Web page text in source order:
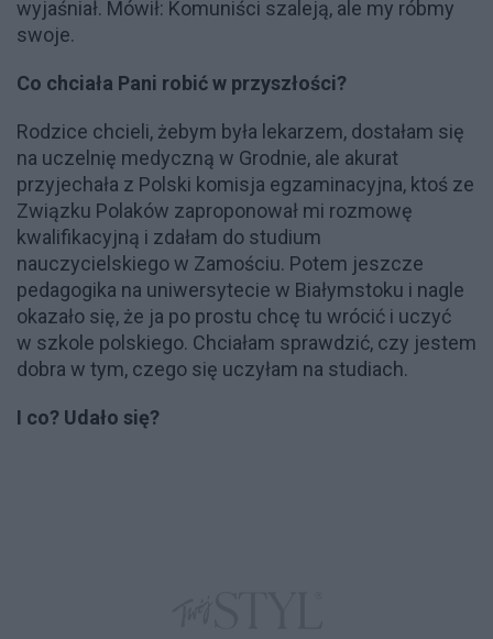
wyjaśniał. Mówił: Komuniści szaleją, ale my róbmy
swoje.
Co chciała Pani robić w przyszłości?
Rodzice chcieli, żebym była lekarzem, dostałam się
na uczelnię medyczną w Grodnie, ale akurat
przyjechała z Polski komisja egzaminacyjna, ktoś ze
Związku Polaków zaproponował mi rozmowę
kwalifikacyjną i zdałam do studium
nauczycielskiego w Zamościu. Potem jeszcze
pedagogika na uniwersytecie w Białymstoku i nagle
okazało się, że ja po prostu chcę tu wrócić i uczyć
w szkole polskiego. Chciałam sprawdzić, czy jestem
dobra w tym, czego się uczyłam na studiach.
I co? Udało się?